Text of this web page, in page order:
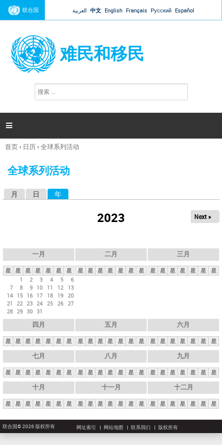
Jump to navigation
联合国 العربية 中文 English Français Русский Español
难民和移民
搜
索

你
这
首页› 日历›全球系列活动
全球系列活动
月 日 年
2023 Next »
一月
星 星 星 星 星 星
星
1
2 3 4 5
6
7
8 9 10 11 12
13
14 15 16 17 18 19 20
21
22 23 24 25 26 27
28 29 30 31
二月
星 星 星 星 星 星 星
三月
星 星 星 星 星 星 星
四月
星 星 星 星 星 星 星
五月
星 星 星 星 星 星 星
六月
星 星 星 星 星 星 星
七月
星 星 星 星 星 星 星
八月
星 星 星 星 星 星 星
九月
星 星 星 星 星 星 星
十月
星 星 星 星 星 星 星
十一月
星 星 星 星 星 星 星
十二月
星 星 星 星 星 星 星
联合国© 2026 版权所有 网址索引 网站地图 联系我们 版权所有